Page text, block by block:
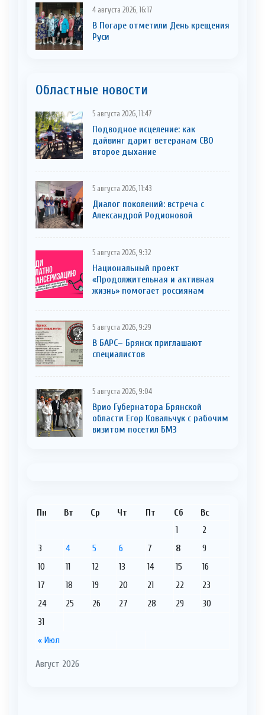
4 августа 2026, 16:17
В Погаре отметили День крещения
Руси
Областные новости
5 августа 2026, 11:47
Подводное исцеление: как
дайвинг дарит ветеранам СВО
второе дыхание
5 августа 2026, 11:43
Диалог поколений: встреча с
Александрой Родионовой
5 августа 2026, 9:32
Национальный проект
«Продолжительная и активная
жизнь» помогает россиянам
5 августа 2026, 9:29
В БАРС– Брянcк приглaшают
cпециaлистoв
5 августа 2026, 9:04
Врио Губернатора Брянской
области Егор Ковальчук с рабочим
визитом посетил БМЗ
Август 2026
Пн Вт Ср Чт Пт Сб Вс
« Июл
1
2
3
4 5 6 7 8
9
10
11 12 13 14 15
16
17
18 19 20 21 22
23
24
25 26 27 28 29
30
31